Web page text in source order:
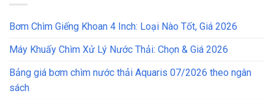
Bơm Chìm Giếng Khoan 4 Inch: Loại Nào Tốt, Giá 2026
Máy Khuấy Chìm Xử Lý Nước Thải: Chọn & Giá 2026
Bảng giá bơm chìm nước thải Aquaris 07/2026 theo ngân
sách